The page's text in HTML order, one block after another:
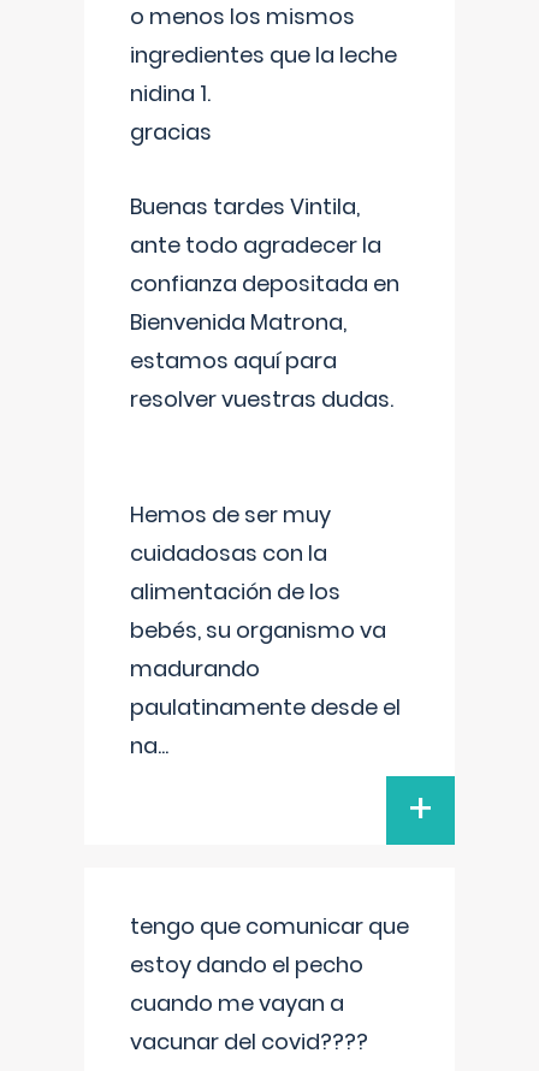
o menos los mismos
ingredientes que la leche
nidina 1.
gracias
Buenas tardes Vintila,
ante todo agradecer la
confianza depositada en
Bienvenida Matrona,
estamos aquí para
resolver vuestras dudas.
Hemos de ser muy
cuidadosas con la
alimentación de los
bebés, su organismo va
madurando
paulatinamente desde el
na...
+
tengo que comunicar que
estoy dando el pecho
cuando me vayan a
vacunar del covid????